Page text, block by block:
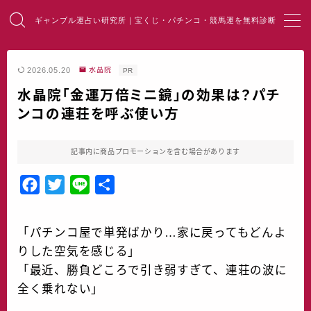
ギャンブル運占い研究所｜宝くじ・パチンコ・競馬運を無料診断
MENU
HOME
競馬・麻雀占い
開運・風水
2026.05.20 水晶院 PR
水晶院「金運万倍ミニ鏡」の効果は？パチ
ンコの連荘を呼ぶ使い方
記事内に商品プロモーションを含む場合があります
b
o
T
t
e
「パチンコ屋で単発ばかり…家に戻ってもどんよ
りした空気を感じる」
「最近、勝負どころで引き弱すぎて、連荘の波に
全く乗れない」